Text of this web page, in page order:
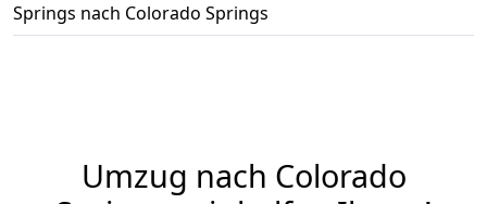
Springs nach Colorado Springs
Umzug nach Colorado